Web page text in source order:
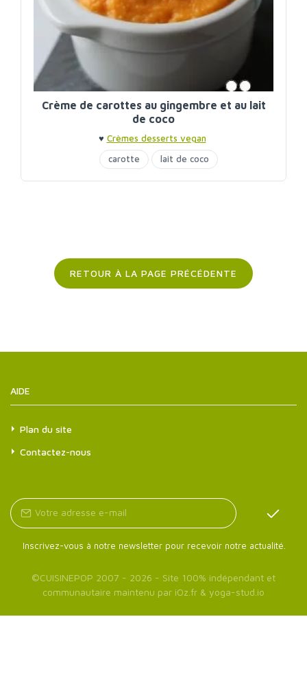
Crème de carottes au gingembre et au lait
de coco
♥ Crèmes desserts vegan
carotte
lait de coco
RETOUR À LA PAGE PRÉCÉDENTE
AIDE
Plan du site
Contactez-nous
Inscrivez-vous à notre newsletter pour recevoir notre actualité.
©CUISINEPOP 2007 - 2026 - Site 100% indépendant et
communautaire maintenu par iOz.fr & yoga-stud.io